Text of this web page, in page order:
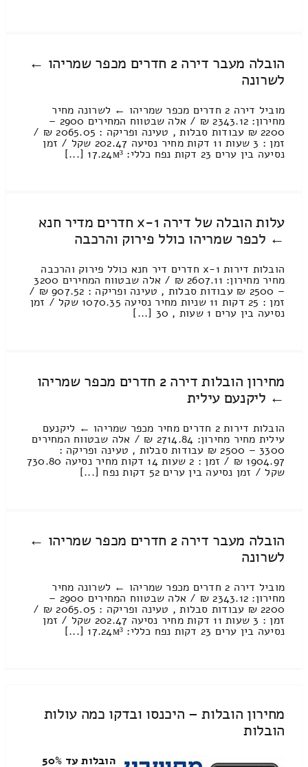
הובלה מעבר דירה 2 חדרים מכפר שמריהו ←
לשרונה
מוביל דירה 2 חדרים מכפר שמריהו ← לשרונה מחיר
מחירון: 2343.12 ₪ / אלה שבטווח המחירים 2900 –
2200 ₪ עבודות סבלות , טעינה ופריקה : 2065.05 ₪ /
זמן : 3 שעות 11 דקות מחיר נסיעה 202.47 שקל / זמן
נסיעה בין ערים 23 דקות נפח כללי: 17.24м³ [...]
עלות הובלה של דירה 1-x חדרים מדיר חנא
← לכפר שמריהו כולל פירוק והרכבה
הובלות דירות 1-x חדרים דיר חנא כולל פירוק והרכבה
מחיר מחירון: 2607.11 ₪ / אלה שבטווח המחירים 3200
– 2500 ₪ עבודות סבלות , טעינה ופריקה : 907.52 ₪ /
זמן : 25 דקות 11 שניות מחיר נסיעה 1070.35 שקל / זמן
נסיעה בין ערים 1 שעות , 30 [...]
מחירון הובלות דירה 2 חדרים מכפר שמריהו
← ליקנעם עילית
הובלות דירות 2 חדרים מחיר מכפר שמריהו ← ליקנעם
עילית מחיר מחירון: 2714.84 ₪ / אלה שבטווח המחירים
3300 – 2500 ₪ עבודות סבלות , טעינה ופריקה :
1904.97 ₪ / זמן : 2 שעות 14 דקות מחיר נסיעה 730.80
שקל / זמן נסיעה בין ערים 52 דקות נפח [...]
הובלה מעבר דירה 2 חדרים מכפר שמריהו ←
לשרונה
מוביל דירה 2 חדרים מכפר שמריהו ← לשרונה מחיר
מחירון: 2343.12 ₪ / אלה שבטווח המחירים 2900 –
2200 ₪ עבודות סבלות , טעינה ופריקה : 2065.05 ₪ /
זמן : 3 שעות 11 דקות מחיר נסיעה 202.47 שקל / זמן
נסיעה בין ערים 23 דקות נפח כללי: 17.24м³ [...]
מחירון הובלות – היכנסו ובדקו כמה עולות
הובלות
הובלות עד 50%